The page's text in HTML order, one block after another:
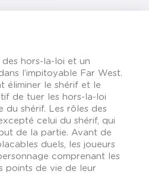
des hors-la-loi et un
l’impitoyable Far West.
éliminer le shérif et le
de tuer les hors-la-loi
shérif. Les rôles des
celui du shérif, qui
de la partie. Avant de
duels, les joueurs
comprenant les
points de vie de leur